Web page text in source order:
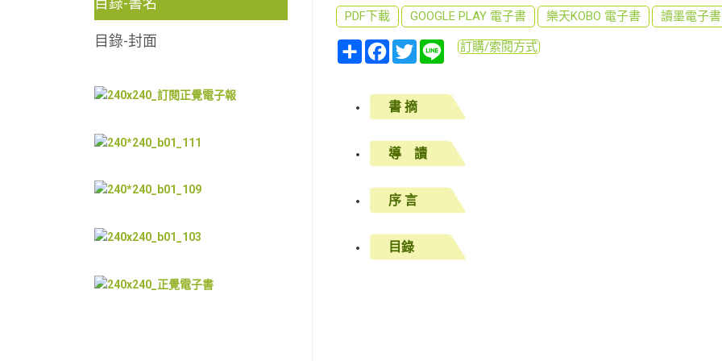
PDF下載 GOOGLE PLAY 電子書 樂天KOBO 電子書 讀墨電子書
分
享
Facebook
Twitter Line訂購/索閱方式
書 摘
導 讀
序 言
目錄
目錄-封面